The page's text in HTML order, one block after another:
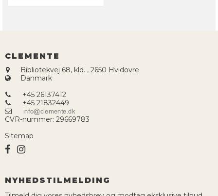
CLEMENTE
Bibliotekvej 68, kld. , 2650 Hvidovre
Danmark
+45 26137412
+45 21832449
CVR-nummer: 29669783
Sitemap
NYHEDSTILMELDING